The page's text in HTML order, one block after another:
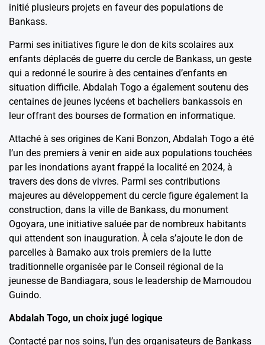
initié plusieurs projets en faveur des populations de
Bankass.
Parmi ses initiatives figure le don de kits scolaires aux
enfants déplacés de guerre du cercle de Bankass, un geste
qui a redonné le sourire à des centaines d’enfants en
situation difficile. Abdalah Togo a également soutenu des
centaines de jeunes lycéens et bacheliers bankassois en
leur offrant des bourses de formation en informatique.
Attaché à ses origines de Kani Bonzon, Abdalah Togo a été
l’un des premiers à venir en aide aux populations touchées
par les inondations ayant frappé la localité en 2024, à
travers des dons de vivres. Parmi ses contributions
majeures au développement du cercle figure également la
construction, dans la ville de Bankass, du monument
Ogoyara, une initiative saluée par de nombreux habitants
qui attendent son inauguration. À cela s’ajoute le don de
parcelles à Bamako aux trois premiers de la lutte
traditionnelle organisée par le Conseil régional de la
jeunesse de Bandiagara, sous le leadership de Mamoudou
Guindo.
Abdalah Togo, un choix jugé logique
Contacté par nos soins, l’un des organisateurs de Bankass